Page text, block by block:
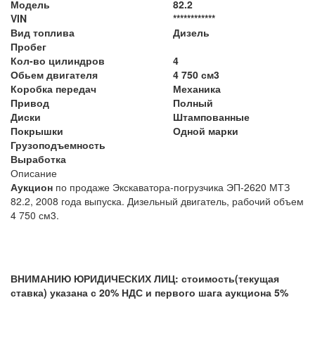
Модель
82.2
VIN
************
Вид топлива
Дизель
Пробег
Кол-во цилиндров
4
Обьем двигателя
4 750 см3
Коробка передач
Механика
Привод
Полный
Диски
Штампованные
Покрышки
Одной марки
Грузоподъемность
Выработка
Описание
Аукцион по продаже Экскаватора-погрузчика ЭП-2620 МТЗ
82.2, 2008 года выпуска. Дизельный двигатель, рабочий объем
4 750 см3.
ВНИМАНИЮ ЮРИДИЧЕСКИХ ЛИЦ: стоимость(текущая
ставка) указана с 20% НДС и первого шага аукциона 5%